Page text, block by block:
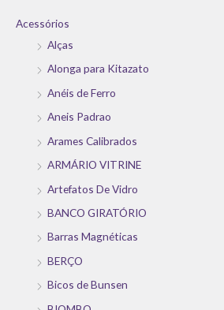
Acessórios
Alças
Alonga para Kitazato
Anéis de Ferro
Aneis Padrao
Arames Calibrados
ARMÁRIO VITRINE
Artefatos De Vidro
BANCO GIRATÓRIO
Barras Magnéticas
BERÇO
Bicos de Bunsen